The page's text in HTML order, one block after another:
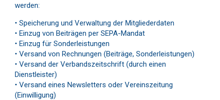
werden:
• Speicherung und Verwaltung der Mitgliederdaten
• Einzug von Beiträgen per SEPA-Mandat
• Einzug für Sonderleistungen
• Versand von Rechnungen (Beiträge, Sonderleistungen)
• Versand der Verbandszeitschrift (durch einen
Dienstleister)
• Versand eines Newsletters oder Vereinszeitung
(Einwilligung)